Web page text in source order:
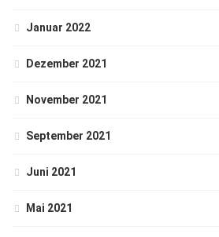
Januar 2022
Dezember 2021
November 2021
September 2021
Juni 2021
Mai 2021